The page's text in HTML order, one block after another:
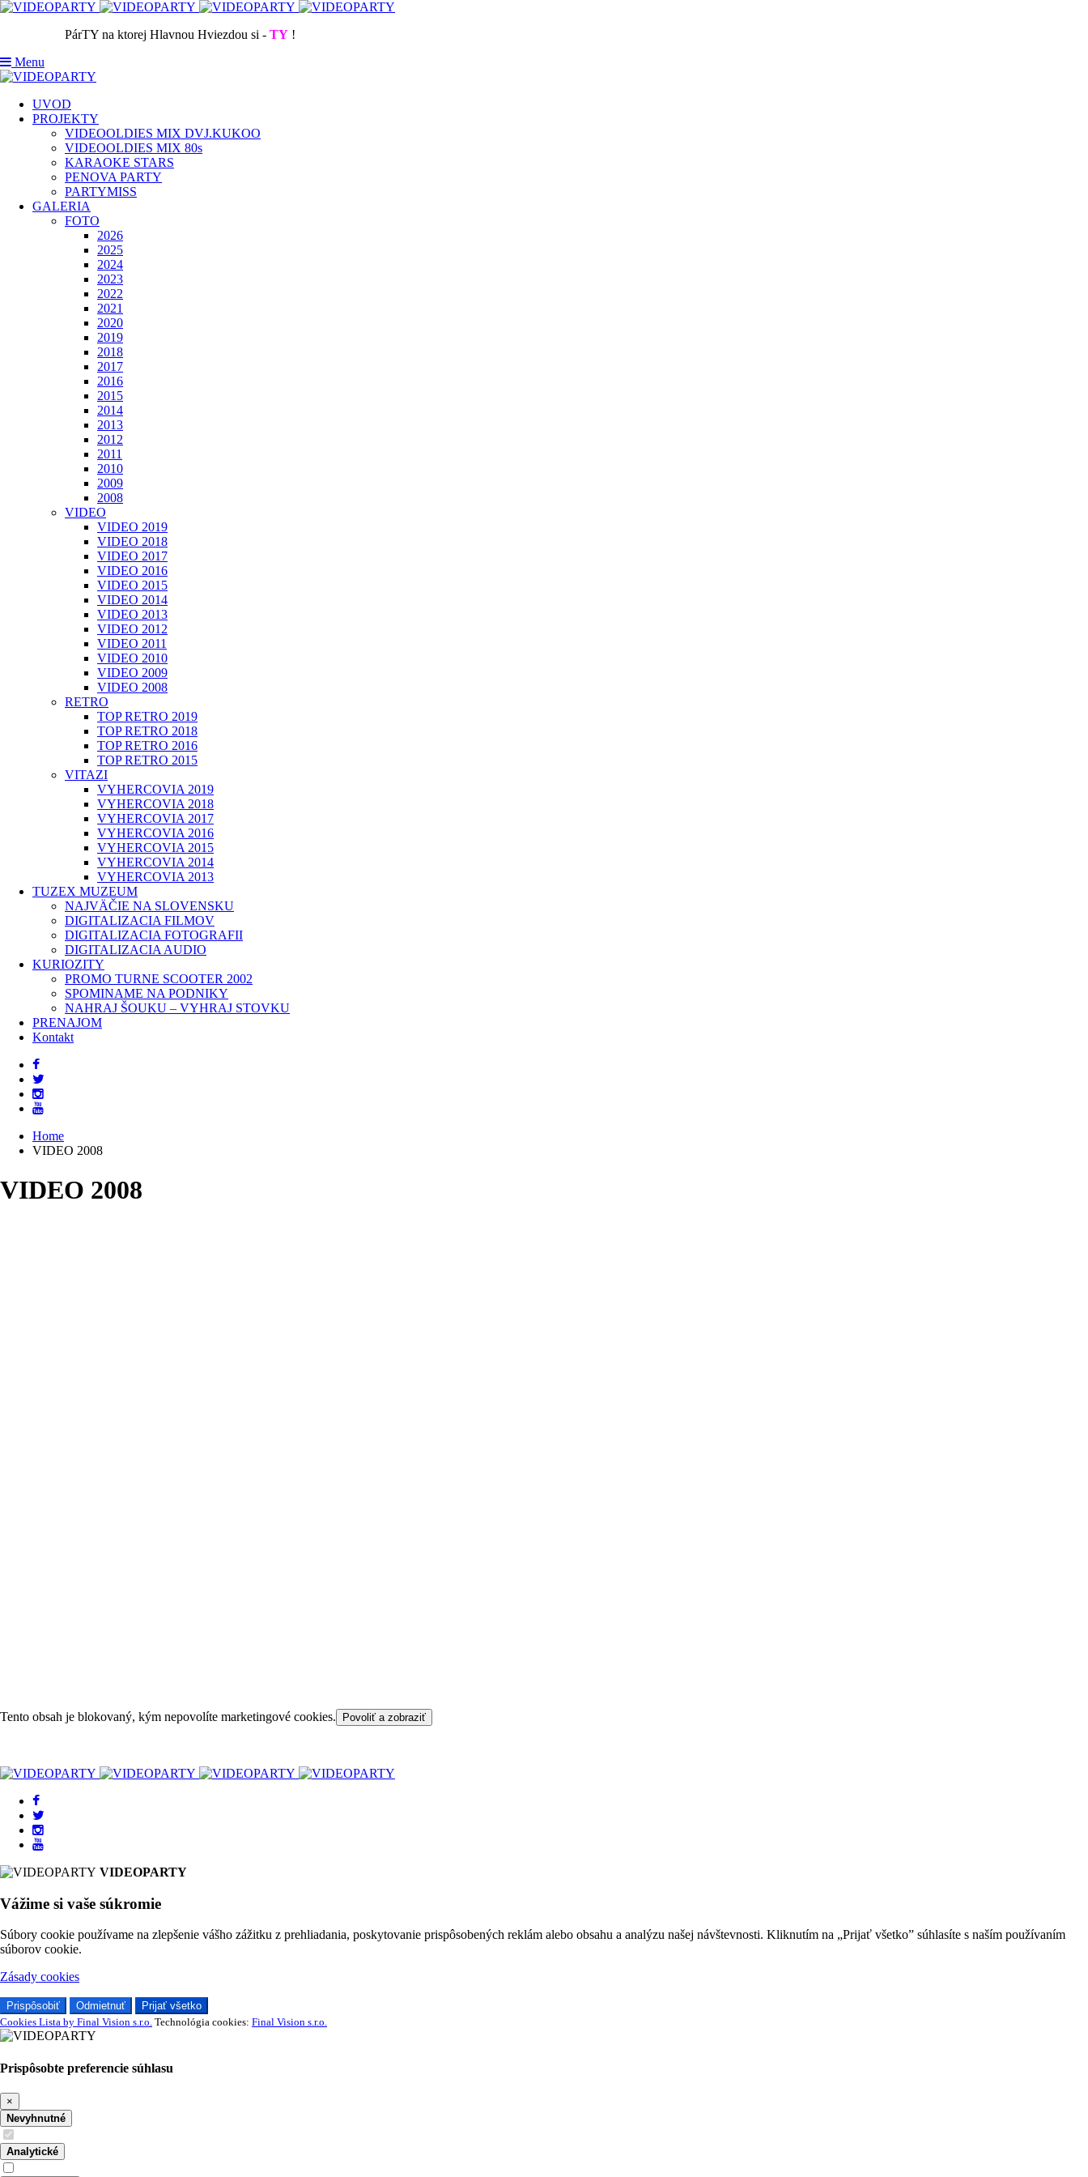
PárTY na ktorej Hlavnou Hviezdou si - TY !
Menu
UVOD
PROJEKTY
VIDEOOLDIES MIX DVJ.KUKOO
VIDEOOLDIES MIX 80s
KARAOKE STARS
PENOVA PARTY
PARTYMISS
GALERIA
FOTO
2026
2025
2024
2023
2022
2021
2020
2019
2018
2017
2016
2015
2014
2013
2012
2011
2010
2009
2008
VIDEO
VIDEO 2019
VIDEO 2018
VIDEO 2017
VIDEO 2016
VIDEO 2015
VIDEO 2014
VIDEO 2013
VIDEO 2012
VIDEO 2011
VIDEO 2010
VIDEO 2009
VIDEO 2008
RETRO
TOP RETRO 2019
TOP RETRO 2018
TOP RETRO 2016
TOP RETRO 2015
VITAZI
VYHERCOVIA 2019
VYHERCOVIA 2018
VYHERCOVIA 2017
VYHERCOVIA 2016
VYHERCOVIA 2015
VYHERCOVIA 2014
VYHERCOVIA 2013
TUZEX MUZEUM
NAJVÄČIE NA SLOVENSKU
DIGITALIZACIA FILMOV
DIGITALIZACIA FOTOGRAFII
DIGITALIZACIA AUDIO
KURIOZITY
PROMO TURNE SCOOTER 2002
SPOMINAME NA PODNIKY
NAHRAJ ŠOUKU – VYHRAJ STOVKU
PRENAJOM
Kontakt
Home
VIDEO 2008
VIDEO 2008
Tento obsah je blokovaný, kým nepovolíte marketingové cookies. Povoliť a zobraziť
VIDEOPARTY
Vážime si vaše súkromie
Súbory cookie používame na zlepšenie vášho zážitku z prehliadania, poskytovanie prispôsobených reklám alebo obsahu a analýzu našej návštevnosti. Kliknutím na „Prijať všetko” súhlasíte s naším používaním
súborov cookie.
Zásady cookies
Prispôsobiť Odmietnuť
Prijať všetko
Cookies Lista by Final Vision s.r.o. Technológia cookies: Final Vision s.r.o.
Prispôsobte preferencie súhlasu
×
Nevyhnutné
Analytické